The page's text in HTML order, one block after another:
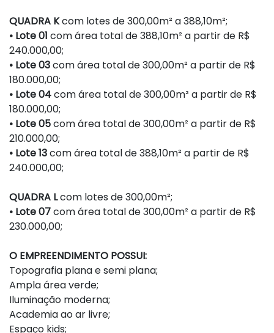
QUADRA Kcom lotes de 300,00m² a 388,10m²;
• Lote 01 com área total de 388,10m² a partir de R$
240.000,00;
• Lote 03com área total de 300,00m² a partir de R$
180.000,00;
• Lote 04com área total de 300,00m² a partir de R$
180.000,00;
• Lote 05com área total de 300,00m² a partir de R$
210.000,00;
• Lote 13com área total de 388,10m² a partir de R$
240.000,00;
QUADRA Lcom lotes de 300,00m²;
• Lote 07com área total de 300,00m² a partir de R$
230.000,00;
O EMPREENDIMENTO POSSUI:
Topografia plana e semi plana;
Ampla área verde;
Iluminação moderna;
Academia ao ar livre;
Espaço kids;